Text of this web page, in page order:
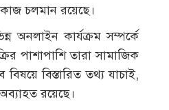
চলমান রয়েছে।
অনলাইন কার্যক্রম সম্পর্কে
পাশাপাশি তারা সামাজিক
বিস্তারিত তথ্য যাচাই,
রয়েছে।